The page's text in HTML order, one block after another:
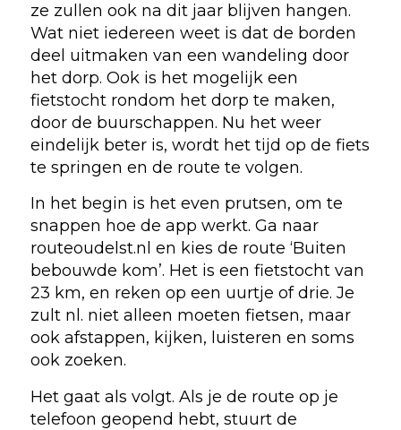
ze zullen ook na dit jaar blijven hangen.
Wat niet iedereen weet is dat de borden
deel uitmaken van een wandeling door
het dorp. Ook is het mogelijk een
fietstocht rondom het dorp te maken,
door de buurschappen. Nu het weer
eindelijk beter is, wordt het tijd op de fiets
te springen en de route te volgen.
In het begin is het even prutsen, om te
snappen hoe de app werkt. Ga naar
routeoudelst.nl en kies de route ‘Buiten
bebouwde kom’. Het is een fietstocht van
23 km, en reken op een uurtje of drie. Je
zult nl. niet alleen moeten fietsen, maar
ook afstappen, kijken, luisteren en soms
ook zoeken.
Het gaat als volgt. Als je de route op je
telefoon geopend hebt, stuurt de